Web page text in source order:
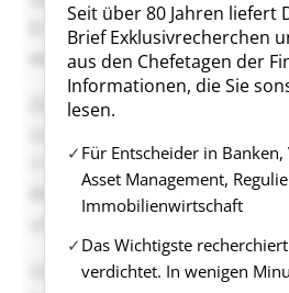
Seit über 80 Jahren liefert
Brief Exklusivrecherchen
aus den Chefetagen der
Informationen, die Sie
lesen.
Für Entscheider in
Asset Management,
Immobilienwirtschaft
Das Wichtigste
verdichtet. In wenigen